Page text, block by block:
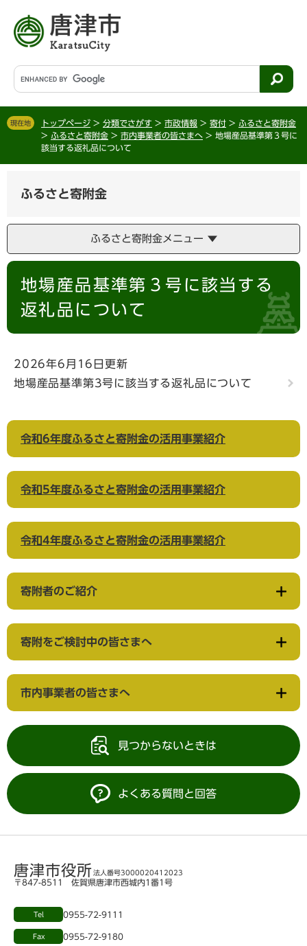
す
。
し
て
へ
G
o
g
l
ム
現在地 トップページ > 分類でさがす > 市政情報 > 寄付 > ふるさと寄附金
> ふるさと寄附金 > 市内事業者の皆さまへ > 地場産品基準第３号に
該当する返礼品について
ふるさと寄附金
ふるさと寄附金メニュー
本
地場産品基準第３号に該当する
返礼品について
2026年6月16日更新
地場産品基準第3号に該当する返礼品について
令和6年度ふるさと寄附金の活用事業紹介
令和5年度ふるさと寄附金の活用事業紹介
令和4年度ふるさと寄附金の活用事業紹介
寄附者のご紹介
寄附をご検討中の皆さまへ
市内事業者の皆さまへ
見つからないときは
よくある質問と回答
唐津市役所 法人番号3000020412023
〒847-8511 佐賀県唐津市西城内1番1号
Tel 0955-72-9111
Fax 0955-72-9180